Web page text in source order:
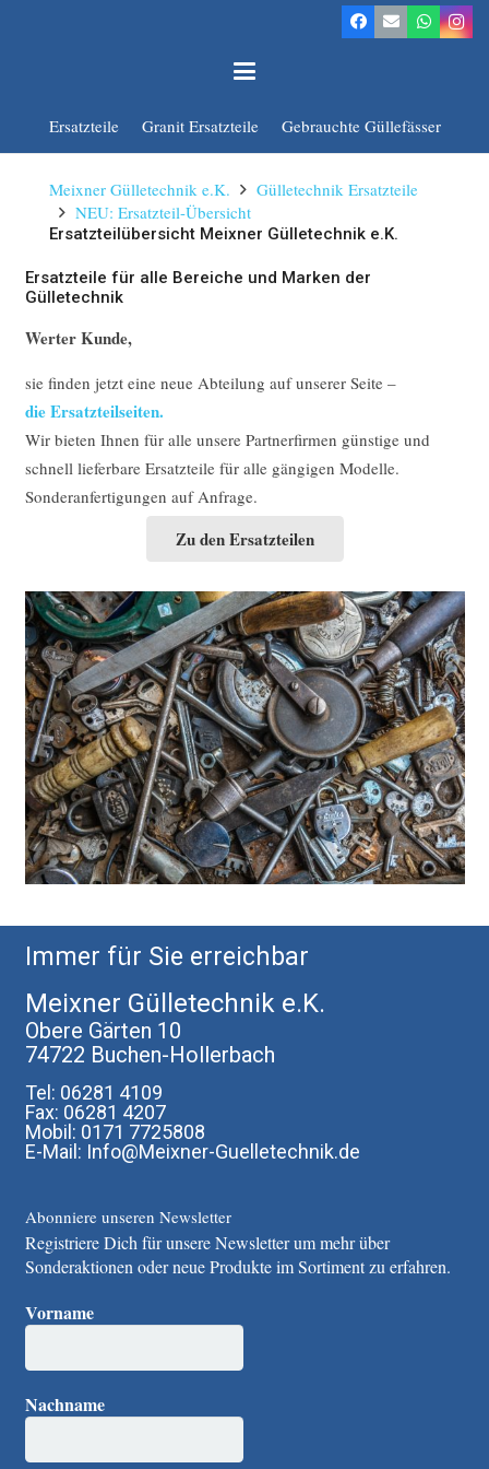
Ersatzteile Granit Ersatzteile Gebrauchte Güllefässer
Meixner Gülletechnik e.K.
Gülletechnik Ersatzteile
NEU: Ersatzteil-Übersicht
Ersatzteilübersicht Meixner Gülletechnik e.K.
Ersatzteile für alle Bereiche und Marken der
Gülletechnik
Werter Kunde,
sie finden jetzt eine neue Abteilung auf unserer Seite –
die Ersatzteilseiten.
Wir bieten Ihnen für alle unsere Partnerfirmen günstige und
schnell lieferbare Ersatzteile für alle gängigen Modelle.
Sonderanfertigungen auf Anfrage.
Zu den Ersatzteilen
Immer für Sie erreichbar
Meixner Gülletechnik e.K.
Obere Gärten 10
74722 Buchen-Hollerbach
Tel: 06281 4109
Fax: 06281 4207
Mobil: 0171 7725808
E-Mail: Info@Meixner-Guelletechnik.de
Abonniere unseren Newsletter
Registriere Dich für unsere Newsletter um mehr über
Sonderaktionen oder neue Produkte im Sortiment zu erfahren.
Vorname
Nachname